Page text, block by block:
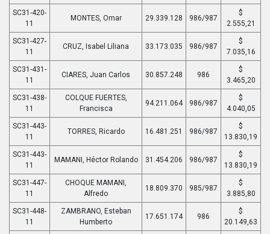
SC31-420-
11
MONTES, Omar 29.339.128 986/987
$
2.555,21
SC31-427-
11
CRUZ, Isabel Liliana 33.173.035 986/987
$
7.035,16
SC31-431-
11
CIARES, Juan Carlos 30.857.248 986
$
3.465,20
SC31-438-
11
COLQUE FUERTES,
Francisca
94.211.064 986/987
$
4.040,05
SC31-443-
11
TORRES, Ricardo 16.481.251 986/987
$
13.830,19
SC31-443-
11
MAMANI, Héctor Rolando 31.454.206 986/987
$
13.830,19
SC31-447-
11
CHOQUE MAMANI,
Alfredo
18.809.370 985/987
$
3.885,80
SC31-448-
11
ZAMBRANO, Esteban
Humberto
17.651.174 986
$
20.149,63